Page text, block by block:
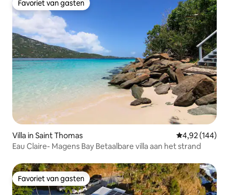
Favoriet van gasten
Favoriet van gasten
Villa in Saint Thomas Gemiddelde
4,92 (144)
Eau Claire- Magens Bay Betaalbare villa aan het strand
Favoriet van gasten
Favoriet van gasten